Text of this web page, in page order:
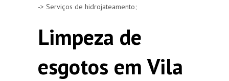
-> Serviços de hidrojateamento;
Limpeza de
esgotos em Vila